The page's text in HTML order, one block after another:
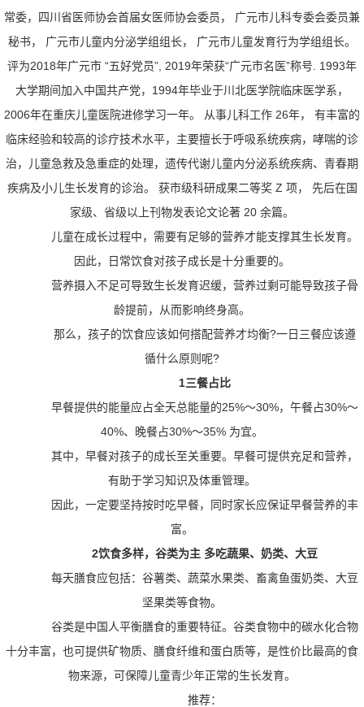
常委，四川省医师协会首届女医师协会委员， 广元市儿科专委会委员兼
秘书， 广元市儿童内分泌学组组长， 广元市儿童发育行为学组组长。
评为2018年广元市 “五好党员”, 2019年荣获“广元市名医”称号. 1993年
大学期间加入中国共产党，1994年毕业于川北医学院临床医学系，
2006年在重庆儿童医院进修学习一年。 从事儿科工作 26年， 有丰富的
临床经验和较高的诊疗技术水平，主要擅长于呼吸系统疾病，哮喘的诊
治，儿童急救及急重症的处理，遗传代谢儿童内分泌系统疾病、青春期
疾病及小儿生长发育的诊治。 获市级科研成果二等奖 Z 项， 先后在国
家级、省级以上刊物发表论文论著 20 余篇。
儿童在成长过程中，需要有足够的营养才能支撑其生长发育。
因此，日常饮食对孩子成长是十分重要的。
营养摄入不足可导致生长发育迟缓，营养过剩可能导致孩子骨
龄提前，从而影响终身高。
那么，孩子的饮食应该如何搭配营养才均衡?一日三餐应该遵
循什么原则呢?
1三餐占比
早餐提供的能量应占全天总能量的25%～30%，午餐占30%～
40%、晚餐占30%～35% 为宜。
其中，早餐对孩子的成长至关重要。早餐可提供充足和营养，
有助于学习知识及体重管理。
因此，一定要坚持按时吃早餐，同时家长应保证早餐营养的丰
富。
2饮食多样，谷类为主 多吃蔬果、奶类、大豆
每天膳食应包括：谷薯类、蔬菜水果类、畜禽鱼蛋奶类、大豆
坚果类等食物。
谷类是中国人平衡膳食的重要特征。谷类食物中的碳水化合物
十分丰富，也可提供矿物质、膳食纤维和蛋白质等，是性价比最高的食
物来源，可保障儿童青少年正常的生长发育。
推荐：